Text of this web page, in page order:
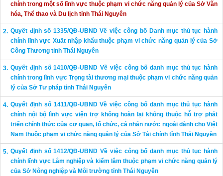
chính trong một số lĩnh vực thuộc phạm vi chức năng quản lý của Sở Văn
hóa, Thể thao và Du lịch tỉnh Thái Nguyên
Quyết định số 1335/QĐ-UBND Về việc công bố Danh mục thủ tục hành
chính lĩnh vực Xuất nhập khẩu thuộc phạm vi chức năng quản lý của Sở
Công Thương tỉnh Thái Nguyên
Quyết định số 1410/QĐ-UBND Về việc công bố danh mục thủ tục hành
chính trong lĩnh vực Trọng tài thương mại thuộc phạm vi chức năng quản
lý của Sở Tư pháp tỉnh Thái Nguyên
Quyết định số 1411/QĐ-UBND Về việc công bố danh mục thủ tục hành
chính nội bộ lĩnh vực viện trợ không hoàn lại không thuộc hỗ trợ phát
triển chính thức của cơ quan, tổ chức, cá nhân nước ngoài dành cho Việt
Nam thuộc phạm vi chức năng quản lý của Sở Tài chính tỉnh Thái Nguyên
Quyết định số 1412/QĐ-UBND Về việc công bố danh mục thủ tục hành
chính lĩnh vực Lâm nghiệp và kiểm lâm thuộc phạm vi chức năng quản lý
của Sở Nông nghiệp và Môi trường tỉnh Thái Nguyên